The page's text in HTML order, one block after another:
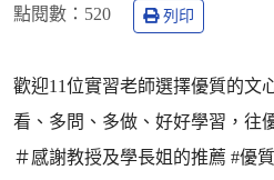
點閱數： 520 列印
歡迎11位實習老師選擇優質的文
看、多問、多做、好好學習，往
＃感謝教授及學長姐的推薦 #優